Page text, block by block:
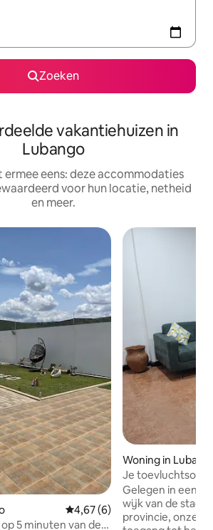
Zoeken
vakantiehuizen in
Lubango
ermee eens: deze accommodaties
voor hun locatie, netheid
en meer.
Gemiddelde beoordeling van
4,67 (6)
5 minuten van de
Woning in
Je
Lubango.
Gelegen in een
wijk van de stad
provincie, onze